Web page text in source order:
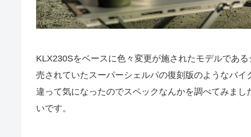
KLX230Sをベースに色々変更が施されたモデルであ
売されていたスーパーシェルパの復刻版のようなバ
違って気になったのでスペックなんかを調べてみま
いです。